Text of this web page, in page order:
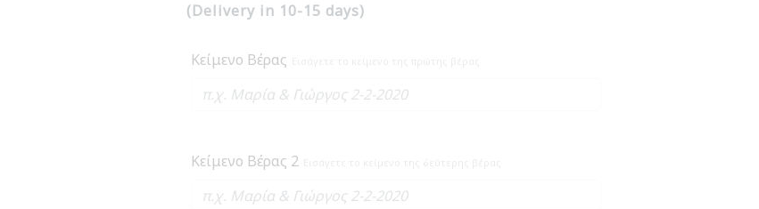
(Delivery in 10-15 days)
Κείμενο Βέρας
Κείμενο Βέρας 2